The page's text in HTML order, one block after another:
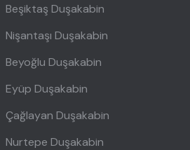
Beşiktaş Duşakabin
Nişantaşı Duşakabin
Beyoğlu Duşakabin
Eyüp Duşakabin
Çağlayan Duşakabin
Nurtepe Duşakabin